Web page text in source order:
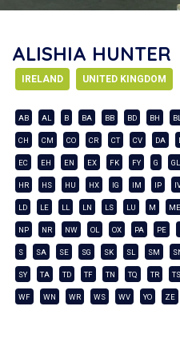
ALISHIA HUNTER
IRELAND UNITED KINGDOM
AB AL B BA BB BD BH BL
CH CM CO CR CT CV DA
EC EH EN EX FK FY G GL
HR HS HU HX IG IM IP
LD LE LL LN LS LU M ME
NP NR NW OL OX PA PE
S SA SE SG SK SL SM
SY TA TD TF TN TQ TR TS
WF WN WR WS WV YO ZE